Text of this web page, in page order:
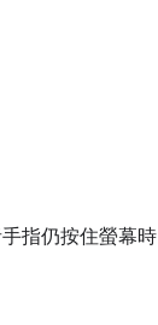
指仍按住螢幕時